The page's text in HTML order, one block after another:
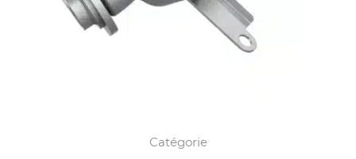
Catégorie